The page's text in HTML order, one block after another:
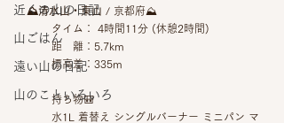
近くの山の日記
山ごはん
遠い山の日記
山のこといろいろ
⛰清水山・東山 / 京都府⛰
タイム： 4時間11分 (休憩2時間)
距　離：5.7km
標高差：335m
持ち物🎒
水1L 着替え シングルバーナー ミニパン マ